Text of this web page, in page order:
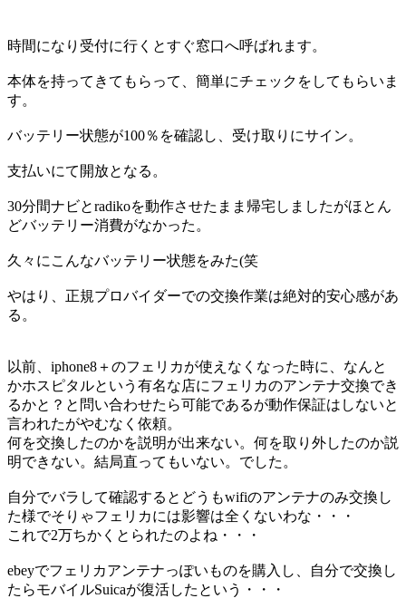
時間になり受付に行くとすぐ窓口へ呼ばれます。
本体を持ってきてもらって、簡単にチェックをしてもらいま
す。
バッテリー状態が100％を確認し、受け取りにサイン。
支払いにて開放となる。
30分間ナビとradikoを動作させたまま帰宅しましたがほとん
どバッテリー消費がなかった。
久々にこんなバッテリー状態をみた(笑
やはり、正規プロバイダーでの交換作業は絶対的安心感があ
る。
以前、iphone8＋のフェリカが使えなくなった時に、なんと
かホスピタルという有名な店にフェリカのアンテナ交換でき
るかと？と問い合わせたら可能であるが動作保証はしないと
言われたがやむなく依頼。
何を交換したのかを説明が出来ない。何を取り外したのか説
明できない。結局直ってもいない。でした。
自分でバラして確認するとどうもwifiのアンテナのみ交換し
た様でそりゃフェリカには影響は全くないわな・・・
これで2万ちかくとられたのよね・・・
ebeyでフェリカアンテナっぽいものを購入し、自分で交換し
たらモバイルSuicaが復活したという・・・